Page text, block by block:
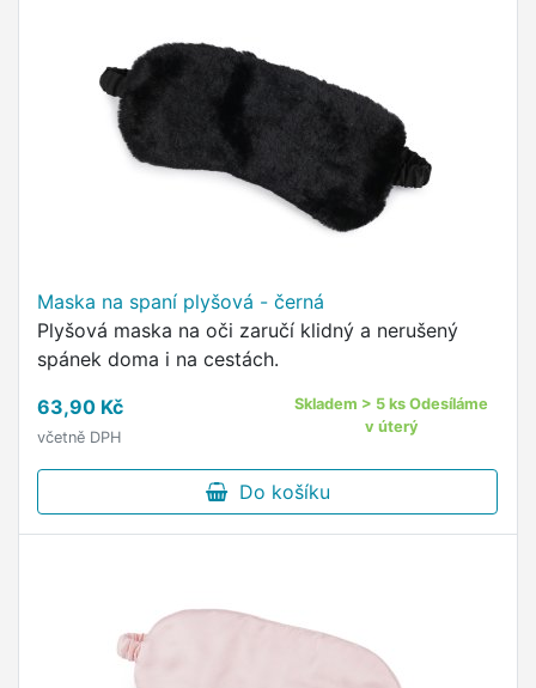
Maska na spaní plyšová - černá
Plyšová maska na oči zaručí klidný a nerušený
spánek doma i na cestách.
63,90 Kč
včetně DPH
Skladem > 5 ks Odesíláme
v úterý
Do košíku